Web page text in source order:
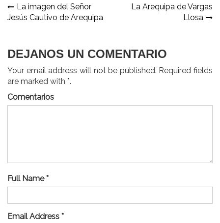
Navegación
de
La imagen del Señor
Jesús Cautivo de Arequipa
La Arequipa de Vargas
Llosa
DEJANOS UN COMENTARIO
Your email address will not be published. Required fields
are marked with *.
Comentarios
Full Name *
Email Address *